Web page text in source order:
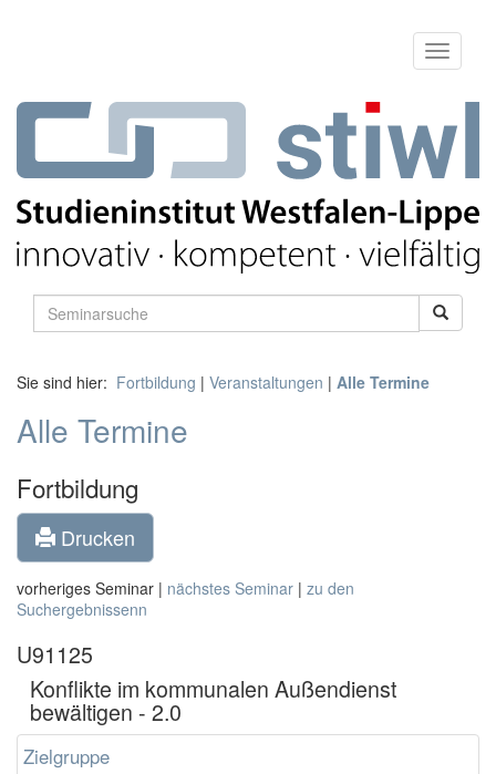
Sie sind hier: Fortbildung | Veranstaltungen | Alle Termine
Alle Termine
Fortbildung
Drucken
vorheriges Seminar | nächstes Seminar | zu den
Suchergebnissenn
U91125
Konflikte im kommunalen Außendienst
bewältigen - 2.0
Zielgruppe